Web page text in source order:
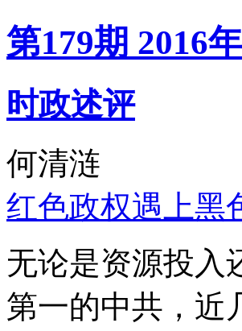
第179期 2016
时政述评
何清涟
红色政权遇上黑
无论是资源投入
第一的中共，近